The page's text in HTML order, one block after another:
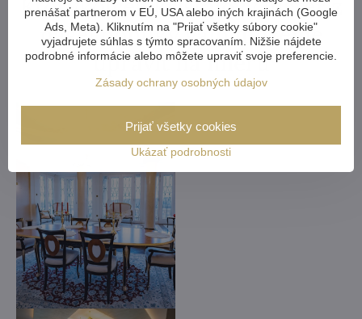
Ktorýkoľvek krištáľový luster z
našej ponuky vám môžeme
upraviť na mieru
prenášať partnerom v EÚ, USA alebo iných krajinách (Google
Ads, Meta). Kliknutím na "Prijať všetky súbory cookie"
vyjadrujete súhlas s týmto spracovaním. Nižšie nájdete
podrobné informácie alebo môžete upraviť svoje preferencie.
Zásady ochrany osobných údajov
Ukázať podrobnosti
Prijať všetky cookies